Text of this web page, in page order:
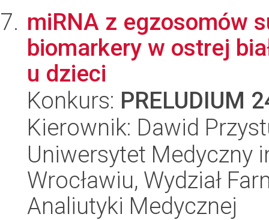
miRNA z egzosomów
biomarkery w ostrej
u dzieci
Konkurs: PRELUDIUM
Kierownik: Dawid
Uniwersytet Medyczny
Wrocławiu, Wydział
Analiutyki Medycznej